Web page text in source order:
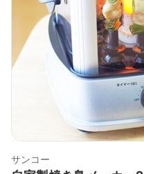
サンコー